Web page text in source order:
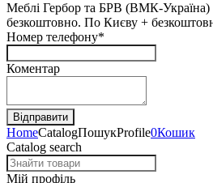
Меблі Гербор та БРВ (ВМК-Україна)
безкоштовно. По Києву +
Номер телефону*
Коментар
HomeCatalogПошукProfile0Кошик
Catalog search
Мій профіль